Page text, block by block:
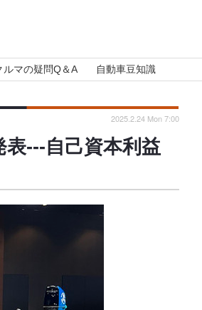
ルマの疑問Q＆A 自動車豆知識
---自己資本利益
2025.2.24 Mon 7:00